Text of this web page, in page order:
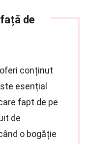
de
conținut
esențial
fapt de pe
de
o bogăție